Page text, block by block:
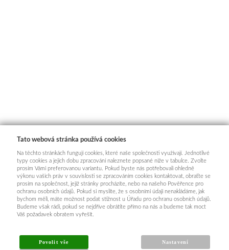
Tato webová stránka používá cookies
Na těchto stránkách fungují cookies, které naše společnosti využívají. Jednotlivé
typy cookies a jejich dobu zpracování naleznete popsané níže v tabulce. Zvolte
prosím Vámi preferovanou variantu. Pokud byste nás potřebovali ohledně
výkonu vašich práv v souvislosti se zpracováním cookies kontaktovat, obraťte se
prosím na společnost, jejíž stránky procházíte, nebo na našeho Pověřence pro
ochranu osobních údajů. Pokud si myslíte, že s osobními údaji nenakládáme, jak
bychom měli, máte možnost podat stížnost u Úřadu pro ochranu osobních údajů.
Budeme však rádi, pokud se nejdříve obrátíte přímo na nás a budeme tak moct
Váš požadavek obratem vyřešit.
Povolit vše Nastavení